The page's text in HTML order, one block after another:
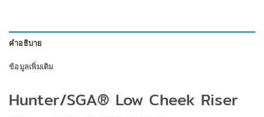
คำอธิบาย
ข้อมูลเพิ่มเติม
Hunter/SGA® Low Cheek Riser